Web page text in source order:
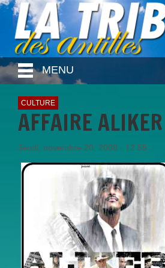
MENU
CULTURE
AFFAIRE ALIKER
Jeudi, novembre 20, 2008 - 12:55